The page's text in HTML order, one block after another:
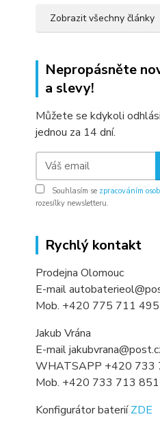
Zobrazit všechny články
Nepropásněte
a slevy!
Můžete se kdykoli
jednou za 14 dní.
Souhlasím se zpracováním
rozesílky newsletteru.
Rychlý kontakt
Prodejna Olomouc
E-mail
Mob. +420 775 711 495
Jakub Vrána
E-mail
WHATSAPP +420 733
Mob. +420 733 713 851
Konfigurátor bateriíZDE